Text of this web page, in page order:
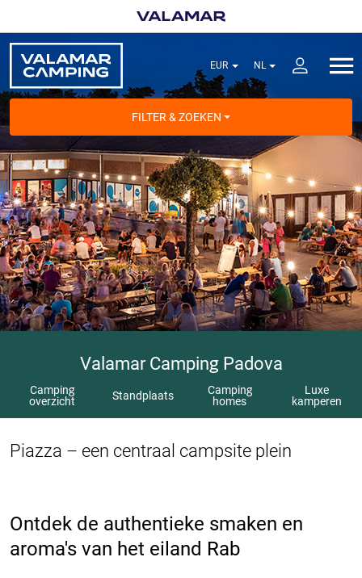
FILTER & ZOEKEN
Valamar Camping Padova
Camping
overzicht
Standplaats
Camping
homes
Luxe
kamperen
Piazza – een centraal campsite plein
Ontdek de authentieke smaken en
aroma's van het eiland Rab